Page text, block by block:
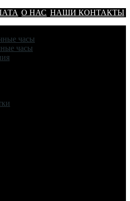
О НАС НАШИ КОНТАКТЫ
часы
часы